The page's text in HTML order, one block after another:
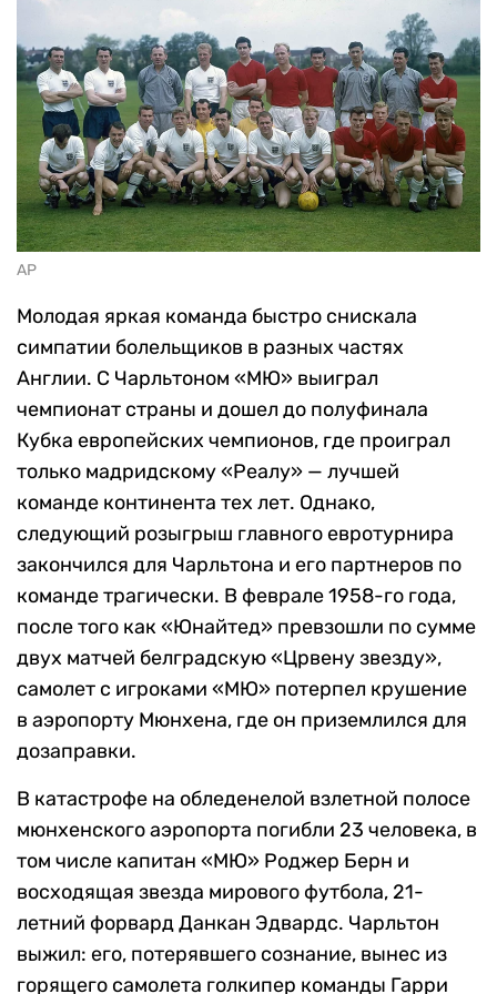
AP
Молодая яркая команда быстро снискала
симпатии болельщиков в разных частях
Англии. С Чарльтоном «МЮ» выиграл
чемпионат страны и дошел до полуфинала
Кубка европейских чемпионов, где проиграл
только мадридскому «Реалу» — лучшей
команде континента тех лет. Однако,
следующий розыгрыш главного евротурнира
закончился для Чарльтона и его партнеров по
команде трагически. В феврале 1958-го года,
после того как «Юнайтед» превзошли по сумме
двух матчей белградскую «Црвену звезду»,
самолет с игроками «МЮ» потерпел крушение
в аэропорту Мюнхена, где он приземлился для
дозаправки.
В катастрофе на обледенелой взлетной полосе
мюнхенского аэропорта погибли 23 человека, в
том числе капитан «МЮ» Роджер Берн и
восходящая звезда мирового футбола, 21-
летний форвард Данкан Эдвардс. Чарльтон
выжил: его, потерявшего сознание, вынес из
горящего самолета голкипер команды Гарри